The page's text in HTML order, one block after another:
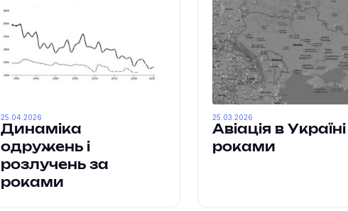
Динаміка
одружень і
розлучень за
роками
25.04.2026
Авіація в
роками
25.03.2026